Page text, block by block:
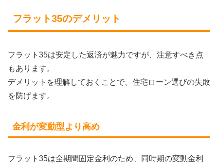
フラット35のデメリット
フラット35は安定した返済が魅力ですが、注意すべき点
もあります。
デメリットを理解しておくことで、住宅ローン選びの失敗
を防げます。
金利が変動型より高め
フラット35は全期間固定金利のため、同時期の変動金利